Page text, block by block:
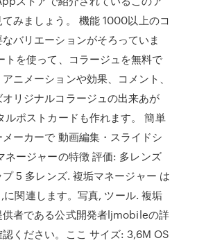
みましょう。 機能 1000以上のコ
バリエーションがそろっていま
トを使って、コラージュを無料で
ニメーションや効果、コメント、
リジナルコラージュの出来あが
ルポストカードも作れます。 簡単
ーカーで 動画編集・スライドシ
ネージャーの特徴 評価: 多レンズ
5 多レンズ. 複垢マネージャー は
関連します。写真, ツール. 複垢
供者である公式開発者ljmobileの詳
ください。ここ サイズ: 3,6M OS